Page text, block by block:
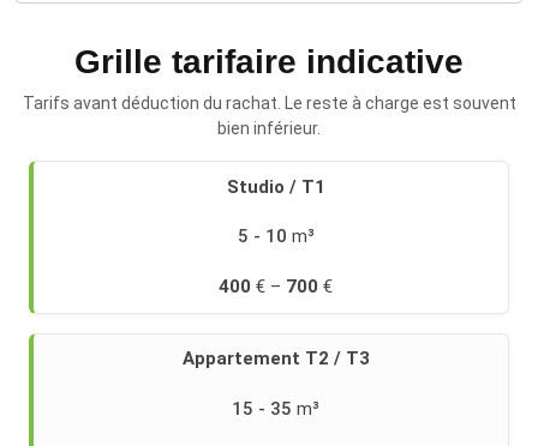
Grille tarifaire indicative
Tarifs avant déduction du rachat. Le reste à charge est souvent
bien inférieur.
Retrouvez
Studio / T1
5 - 10
400 700
Appartement T2 / T3
15 - 35